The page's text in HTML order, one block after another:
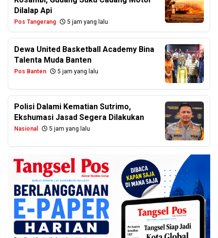
Dilalap Api
Pos Tangerang 5 jam yang lalu
Dewa United Basketball Academy Bina
Talenta Muda Banten
Pos Banten 5 jam yang lalu
Polisi Dalami Kematian Sutrimo,
Ekshumasi Jasad Segera Dilakukan
Nasional 5 jam yang lalu